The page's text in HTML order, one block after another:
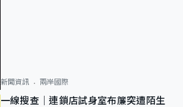
新聞資訊 兩岸國際
一線搜查｜連鎖店試身室布簾突遭陌生